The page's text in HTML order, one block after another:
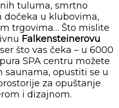
tuluma, smrtno
dočeka u klubovima,
trgovima… Što mislite
Falkensteinerovu
što vas čeka – u 6000
SPA centru možete
opustiti se u
za opuštanje
i dizajnom.